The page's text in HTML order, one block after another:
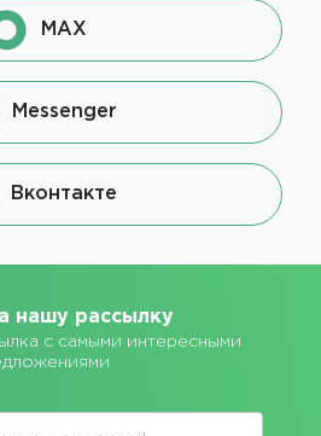
MAX
Messenger
Вконтакте
нашу рассылку
с самыми интересными